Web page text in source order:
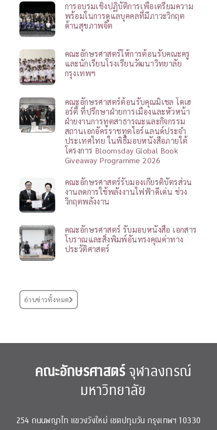
การอบรมเชิงปฏิบัติการเพื่อเตรียมความ
พร้อมในการดูแลบุคคลที่มีภาวะวิกฤต
ด้านสุขภาพจิต
คณะอักษรศาสตร์ให้การต้อนรับคณะครู
และนักเรียนโรงเรียนวัฒนาวิทยาลัย
กรุงเทพฯ
คณะอักษรศาสตร์ต้อนรับคุณมิเชล โดเฮ
อร์ตี้ ที่ปรึกษาฝ่ายการเมืองและหัวหน้า
ฝ่ายงานการทูตสาธารณะและกิจกรรม
สถานเอกอัครราชทูตไอร์แลนด์ประจำ
ประเทศไทย ในพิธีมอบหนังสือภายใต้
โครงการ Bloomsday Global Book
Giveaway Programme 2026
คณะอักษรศาสตร์รับมองเกียรติบัตรส่วน
งานลดการใช้พลังงานไฟฟ้าดีเด่น ช่วง
วิกฤตพลังงาน
คณะอักษรศาสตร์ รับมอบหนังสือ เอกสาร
โบราณและสิ่งพิมพ์อันทรงคุณค่าทาง
ประวัติศาสตร์
อ่านข่าวทั้งหมด
คณะอักษรศาสตร์จุฬาลงกรณ์
มหาวิทยาลัย
254 ถนนพญาไท แขวงวังใหม่ เขตปทุมวัน กรุงเทพฯ 10330